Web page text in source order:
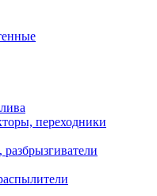
переходники